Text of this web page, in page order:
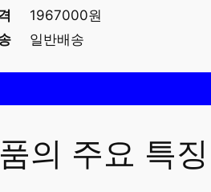
1967000원
일반배송
의 주요 특